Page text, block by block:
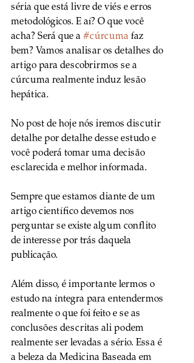
séria que está livre de viés e erros
metodológicos. E aí? O que você
acha? Será que a #cúrcuma faz
bem? Vamos analisar os detalhes do
artigo para descobrirmos se a
cúrcuma realmente induz lesão
hepática.
No post de hoje nós iremos discutir
detalhe por detalhe desse estudo e
você poderá tomar uma decisão
esclarecida e melhor informada.
Sempre que estamos diante de um
artigo científico devemos nos
perguntar se existe algum conflito
de interesse por trás daquela
publicação.
Além disso, é importante lermos o
estudo na íntegra para entendermos
realmente o que foi feito e se as
conclusões descritas ali podem
realmente ser levadas a sério. Essa é
a beleza da Medicina Baseada em